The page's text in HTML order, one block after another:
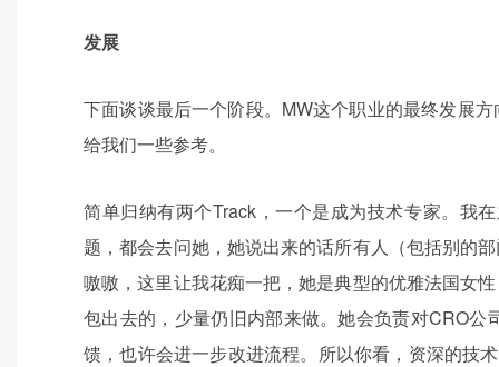
发展
下面谈谈最后一个阶段。MW这个职业的最终发展
给我们一些参考。
简单归纳有两个Track，一个是成为技术专家。我
题，都会去问她，她说出来的话所有人（包括别的
嗷嗷，这里让我花痴一把，她是典型的优雅法国女
包出去的，少量仍旧内部来做。她会负责对CRO
馈，也许会进一步改进流程。所以你看，资深的技